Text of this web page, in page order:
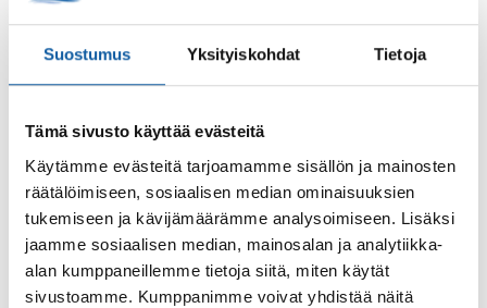
Suostumus Yksityiskohdat Tietoja
Tämä sivusto käyttää evästeitä
Käytämme evästeitä tarjoamamme sisällön ja mainosten
räätälöimiseen, sosiaalisen median ominaisuuksien
tukemiseen ja kävijämäärämme analysoimiseen. Lisäksi
jaamme sosiaalisen median, mainosalan ja analytiikka-
alan kumppaneillemme tietoja siitä, miten käytät
sivustoamme. Kumppanimme voivat yhdistää näitä
avustuksen avulla.
Varhaiskasvatusmaksut
Sivut
Haettavat varhaiskasvatuspaikat